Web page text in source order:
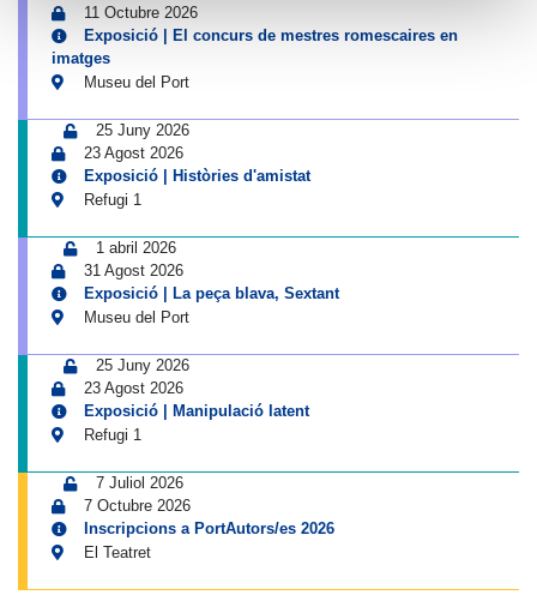
11 Octubre 2026
Exposició | El concurs de mestres romescaires en
imatges
Museu del Port
25 Juny 2026
23 Agost 2026
Exposició | Històries d'amistat
Refugi 1
1 abril 2026
31 Agost 2026
Exposició | La peça blava, Sextant
Museu del Port
25 Juny 2026
23 Agost 2026
Exposició | Manipulació latent
Refugi 1
7 Juliol 2026
7 Octubre 2026
Inscripcions a PortAutors/es 2026
El Teatret